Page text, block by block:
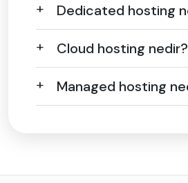
Dedicated hosting
Cloud hosting nedir?
Managed hosting